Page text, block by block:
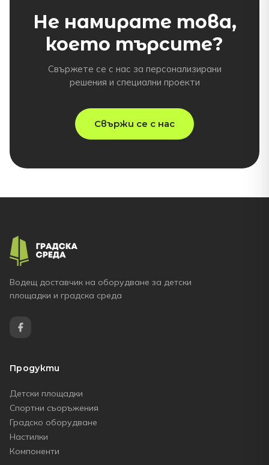
Не намирате това,
което търсите?
Свържете се с нас за персонализирани
решения и специални проекти
Свържи се с нас
Водещ доставчик на оборудване за детски
площадки и градска среда
Продукти
Детски площадки
Спортни съоръжения
Градско оборудване
Настилки
Компоненти